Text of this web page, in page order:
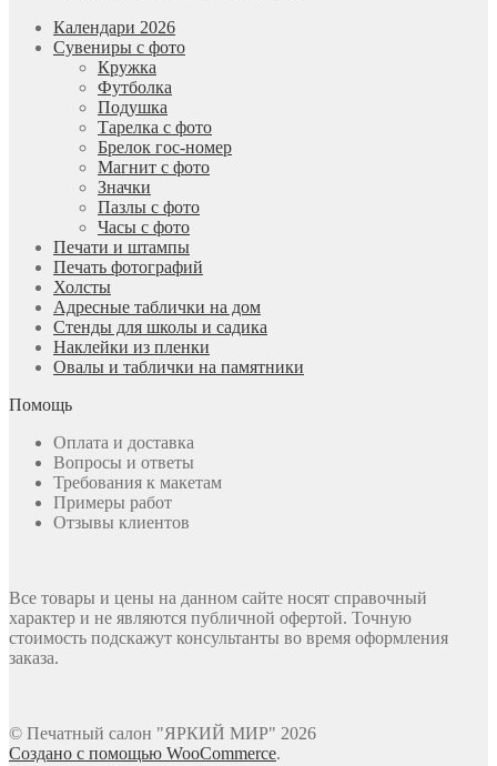
Календари 2026
Сувениры с фото
Кружка
Футболка
Подушка
Тарелка с фото
Брелок гос-номер
Магнит с фото
Значки
Пазлы с фото
Часы с фото
Печати и штампы
Печать фотографий
Холсты
Адресные таблички на дом
Стенды для школы и садика
Наклейки из пленки
Овалы и таблички на памятники
Помощь
Оплата и доставка
Вопросы и ответы
Требования к макетам
Примеры работ
Отзывы клиентов
Все товары и цены на данном сайте носят справочный
характер и не являются публичной офертой. Точную
стоимость подскажут консультанты во время оформления
заказа.
© Печатный салон "ЯРКИЙ МИР" 2026
Создано с помощью WooCommerce.